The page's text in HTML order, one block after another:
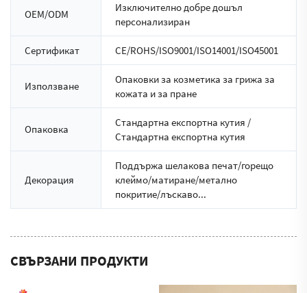
OEM/ODM
Изключително добре дошъл
персонализиран
Сертификат CE/ROHS/ISO9001/ISO14001/ISO45001
Използване
Опаковки за козметика за грижа за
кожата и за пране
Опаковка
Стандартна експортна кутия /
Стандартна експортна кутия
Декорация
Поддържа шелакова печат/горещо
клеймо/матиране/метално
покритие/лъскаво...
СВЪРЗАНИ ПРОДУКТИ